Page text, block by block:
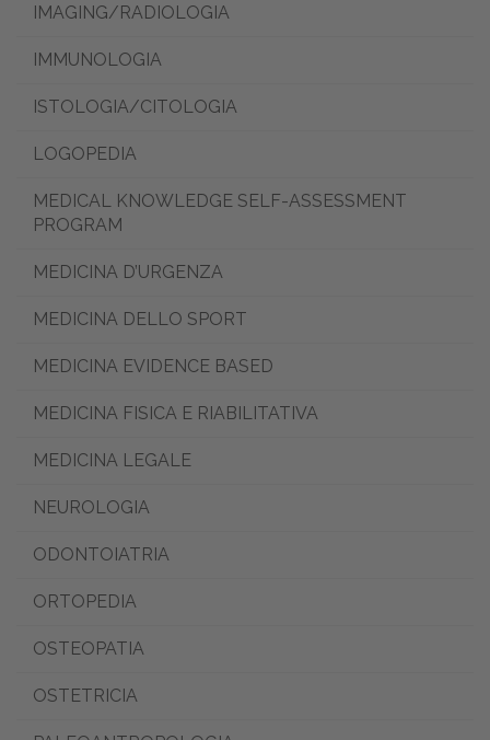
IMAGING/RADIOLOGIA
IMMUNOLOGIA
ISTOLOGIA/CITOLOGIA
LOGOPEDIA
MEDICAL KNOWLEDGE SELF-ASSESSMENT
PROGRAM
MEDICINA D’URGENZA
MEDICINA DELLO SPORT
MEDICINA EVIDENCE BASED
MEDICINA FISICA E RIABILITATIVA
MEDICINA LEGALE
NEUROLOGIA
ODONTOIATRIA
ORTOPEDIA
OSTEOPATIA
OSTETRICIA